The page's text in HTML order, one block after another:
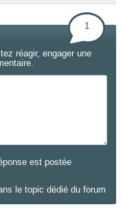
1
réagir, engager une
est postée
le topic dédié du forum